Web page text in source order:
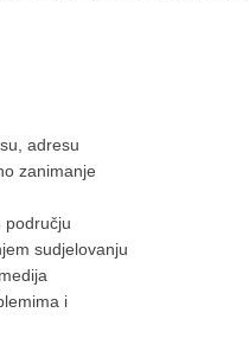
adresu
zanimanje
sudjelovanju
i